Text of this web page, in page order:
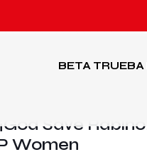
BETA TRUEBA
Save
Women